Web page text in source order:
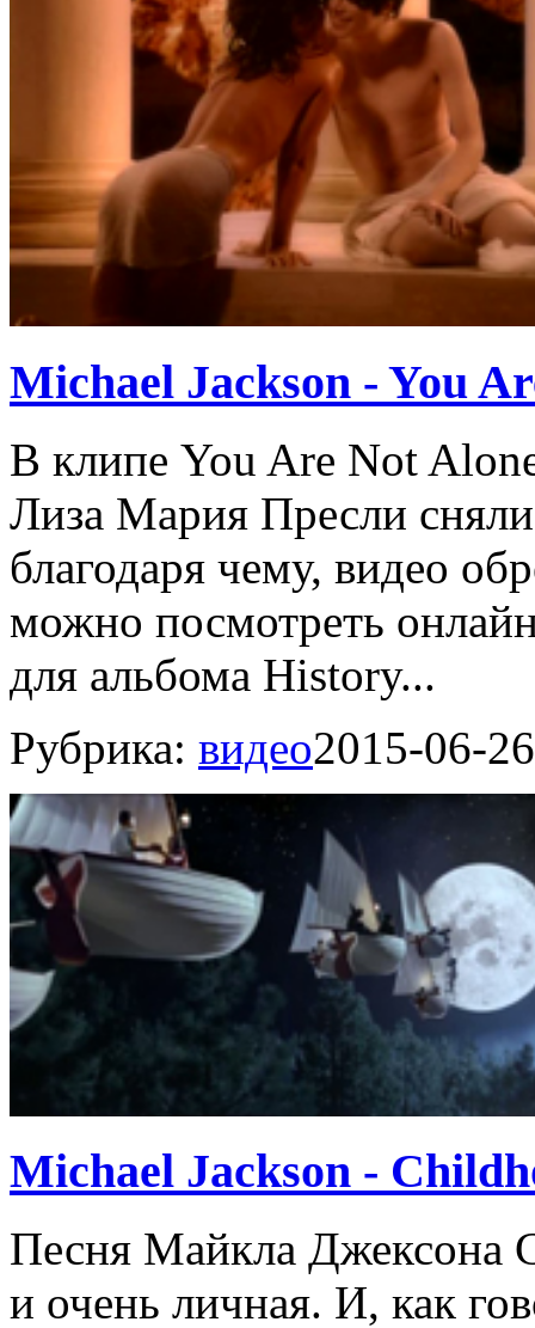
Michael Jackson - You
В клипе You Are Not
Лиза Мария Пресли
благодаря чему, видео
можно посмотреть
для альбома History...
Рубрика: видео2015-06-26
Michael Jackson -
Песня Майкла Джексона
и очень личная. И, как